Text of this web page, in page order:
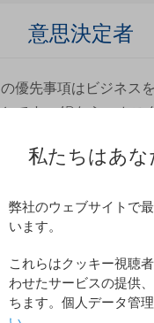
意思決定者
優先事項はビジネス
です。4Dなら、カス
リューションを作成す
ちのパートナーが作
リューションを採用す
す。
ちらへ
私たちはあ
弊社のウェブサイトで
います。
これらはクッキー視聴
わせたサービスの提供
ちます。個人データ管